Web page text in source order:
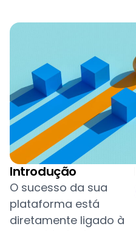
Introdução
O sucesso da sua
plataforma está
diretamente ligado à